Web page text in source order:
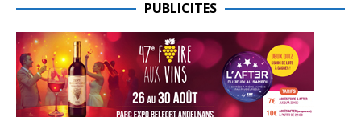
PUBLICITES